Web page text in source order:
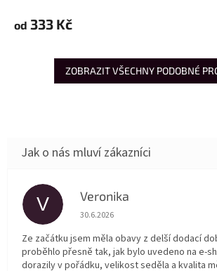
od 333 Kč
ZOBRAZIT VŠECHNY PODOBNÉ
V Veronika
Hodnocení obchodu je 5 z 5
30.6.2026
Ze začátku jsem měla obavy z delší dodací
proběhlo přesně tak, jak bylo uvedeno na e-
dorazily v pořádku, velikost seděla a kvalita